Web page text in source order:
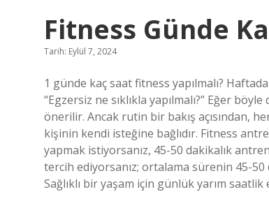
Fitness Günde
Tarih: Eylül 7, 2024
1 günde kaç saat fitness yapılmalı?
“Egzersiz ne sıklıkla yapılmalı?” Eğer
önerilir. Ancak rutin bir bakış açısından,
kişinin kendi isteğine bağlıdır. Fitness
yapmak istiyorsanız, 45-50 dakikalık
tercih ediyorsanız; ortalama sürenin 45-
Sağlıklı bir yaşam için günlük yarım